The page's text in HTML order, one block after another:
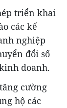
triển khai
các kế
nghiệp
đổi số
doanh.
cường
hộ các